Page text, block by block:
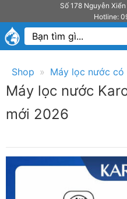
qua
nội
dung
Số 178 Nguyễn
Hotline:
Tìm
kiếm:
Shop » Máy lọc nước có
Máy lọc nước
mới 2026